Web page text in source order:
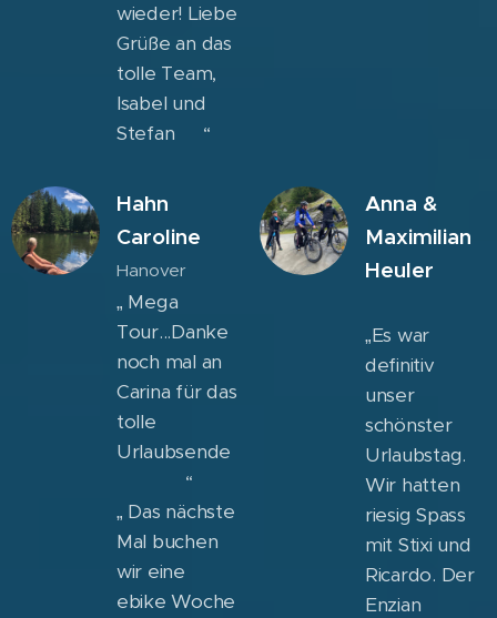
wieder! Liebe
Grüße an das
tolle Team,
Isabel und
Stefan 😁“
Hahn
Caroline
Hanover
„ Mega
Tour...Danke
noch mal an
Carina für das
tolle
Urlaubsende
☀️🚲😍“
„ Das nächste
Mal buchen
wir eine
ebike Woche
Anna &
Maximilian
Heuler
„Es war
definitiv
unser
schönster
Urlaubstag.
Wir hatten
riesig Spass
mit Stixi und
Ricardo. Der
Enzian